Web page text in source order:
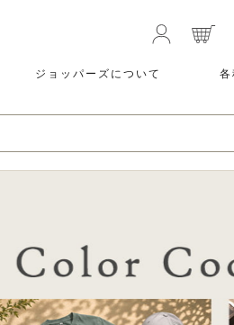
ジョッパーズについて 各